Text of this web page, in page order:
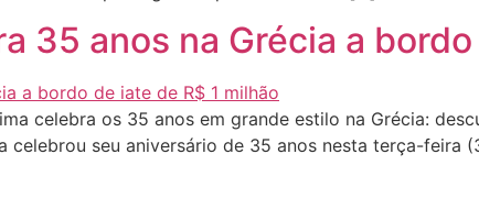
35 anos na Grécia a
celebra os 35 anos em grande estilo na Grécia:
celebrou seu aniversário de 35 anos nesta terça-feira